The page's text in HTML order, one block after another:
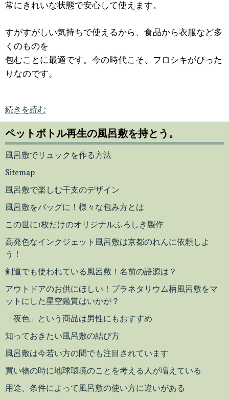
常にきれいな状態で安心して使えます。
すがすがしい気持ちで使えるから、食品から衣服など多
くのものを
包むことに最適です。今の時代こそ、フロシキがぴった
りなのです。
続きを読む
ペットボトル再生の風呂敷を持とう。
風呂敷でリュックを作る方法
Sitemap
風呂敷で楽しむ干支のデザイン
風呂敷をバッグに！様々な包み方とは
この世に1枚だけのオリジナルふろしき製作
高発色なインクジェット風呂敷は京都のれんに依頼しよ
う！
剣道でも使われている風呂敷！名前の語源は？
アウトドアのお供にほしい！プラネタリウム柄風呂敷をマ
ットにした星空鑑賞はいかが？
「夜色」という商品は男性にもおすすめ
知っておきたい風呂敷の結び方
風呂敷は今若い方の間でも注目されています
買い物の時に地球環境のことを考える人が増えている
用途、条件によって風呂敷の使い方に違いがある